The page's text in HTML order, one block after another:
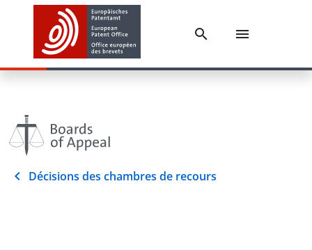
Décisions des chambres de recours